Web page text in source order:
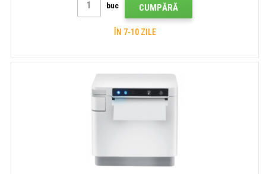
buc CUMPĂRĂ
ÎN 7-10 ZILE